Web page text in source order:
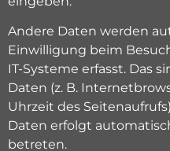
Andere Daten werden
Einwilligung beim
IT-Systeme erfasst. Das
Daten (z. B.
Uhrzeit des
Daten erfolgt
betreten.